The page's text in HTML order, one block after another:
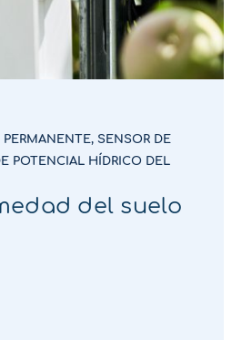
, SENSOR DE
POTENCIAL HÍDRICO DEL
del suelo